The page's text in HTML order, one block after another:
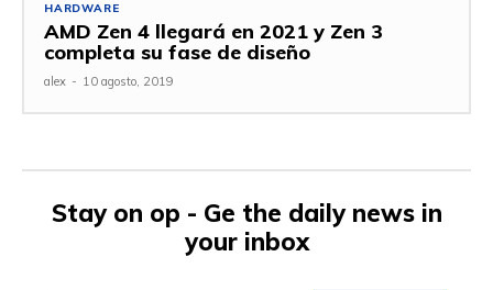
HARDWARE
AMD Zen 4 llegará en 2021 y Zen 3
completa su fase de diseño
alex - 10 agosto, 2019
Stay on op - Ge the daily news in
your inbox